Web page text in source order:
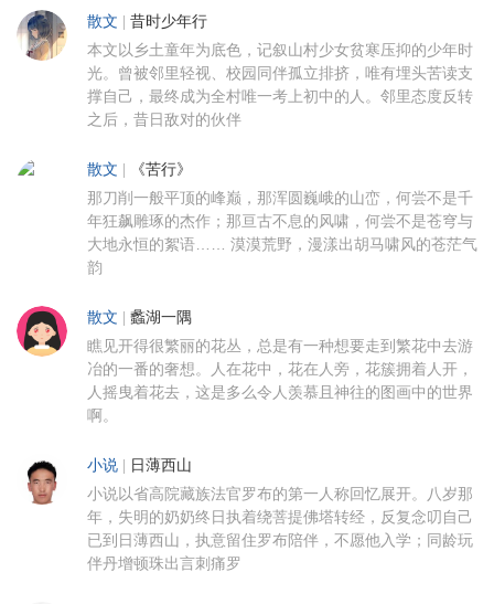
散文 昔时少年行
本文以乡土童年为底色，记叙山村少女贫寒压抑的少年时
光。曾被邻里轻视、校园同伴孤立排挤，唯有埋头苦读支
撑自己，最终成为全村唯一考上初中的人。邻里态度反转
之后，昔日敌对的伙伴
散文 《苦行》
那刀削一般平顶的峰巅，那浑圆巍峨的山峦，何尝不是千
年狂飙雕琢的杰作；那亘古不息的风啸，何尝不是苍穹与
大地永恒的絮语…… 漠漠荒野，漫漾出胡马啸风的苍茫气
韵
散文 蠡湖一隅
瞧见开得很繁丽的花丛，总是有一种想要走到繁花中去游
冶的一番的奢想。人在花中，花在人旁，花簇拥着人开，
人摇曳着花去，这是多么令人羡慕且神往的图画中的世界
啊。
小说 日薄西山
小说以省高院藏族法官罗布的第一人称回忆展开。八岁那
年，失明的奶奶终日执着绕菩提佛塔转经，反复念叨自己
已到日薄西山，执意留住罗布陪伴，不愿他入学；同龄玩
伴丹增顿珠出言刺痛罗